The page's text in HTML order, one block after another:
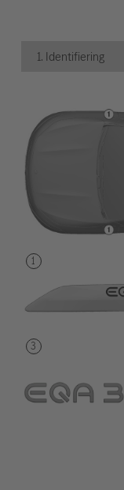
1. Identifiering